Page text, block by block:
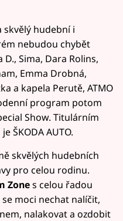
skvělý hudební i
nebudou chybět
Sima, Dara Rolins,
Emma Drobná,
a kapela Perutě, ATMO
program potom
Show. Titulárním
ŠKODA AUTO.
skvělých hudebních
pro celou rodinu.
Zones celou řadou
moci nechat nalíčit,
nalakovat a ozdobit